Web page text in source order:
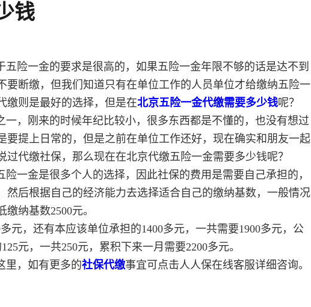
钱
险一金的要求是很高的，如果五险一金年限不够的话是达不到
断缴，但我们知道只有在单位工作的人员单位才给缴纳五险一
缴则是最好的选择，但是在北京五险一金代缴需要多少钱呢？
，刚来的时候年纪比较小，很多东西都是不懂的，也没有想过
提上日常的，但是之前在单位工作还好，现在确实和朋友一起
代缴社保，那么现在在北京代缴五险一金需要多少钱呢？
一金是很多个人的选择，因此社保的费用是需要自己承担的，
后根据自己的经济能力去选择适合自己的缴纳基数，一般情况
纳基数2500元。
元，还有本应该单位承担的1400多元，一共需要1900多元，公
元，一共250元，累积下来一月需要2200多元。
里，如有更多的社保代缴事宜可点击人人保在线客服详细咨询。